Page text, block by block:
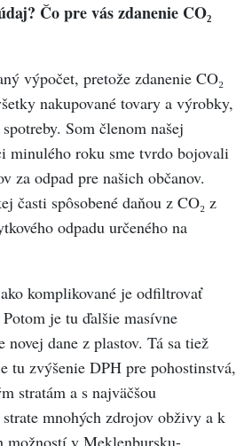
Čo pre vás zdanenie CO₂
výpočet, pretože zdanenie CO₂
nakupované tovary a výrobky,
Som členom našej
minulého roku sme tvrdo bojovali
za odpad pre našich občanov.
časti spôsobené daňou z CO₂ z
odpadu určeného na
komplikované je odfiltrovať
je tu ďalšie masívne
novej dane z plastov. Tá sa tiež
tu zvýšenie DPH pre pohostinstvá,
stratám a s najväčšou
mnohých zdrojov obživy a k